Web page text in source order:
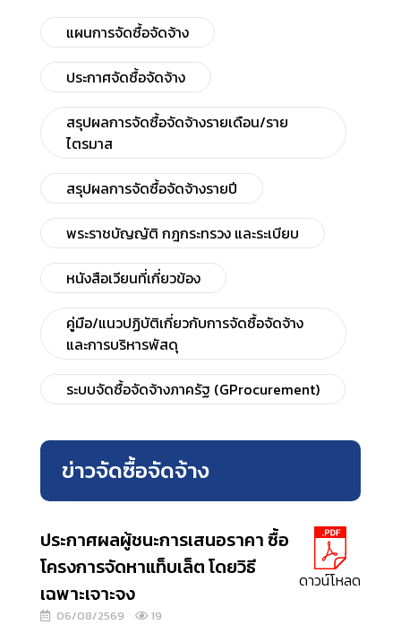
แผนการจัดซื้อจัดจ้าง
ประกาศจัดซื้อจัดจ้าง
สรุปผลการจัดซื้อจัดจ้างรายเดือน/ราย
ไตรมาส
สรุปผลการจัดซื้อจัดจ้างรายปี
พระราชบัญญัติ กฎกระทรวง และระเบียบ
หนังสือเวียนที่เกี่ยวข้อง
คู่มือ/แนวปฏิบัติเกี่ยวกับการจัดซื้อจัดจ้าง
และการบริหารพัสดุ
ระบบจัดซื้อจัดจ้างภาครัฐ (GProcurement)
ข่าวจัดซื้อจัดจ้าง
ประกาศผลผู้ชนะการเสนอราคา ซื้อ
โครงการจัดหาแท็บเล็ต โดยวิธี
เฉพาะเจาะจง
06/08/2569 19
ดาวน์โหลด